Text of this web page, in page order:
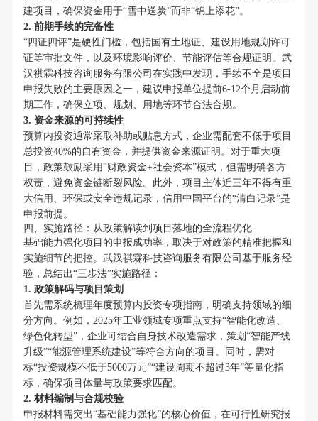
建项目，确保资金用于“雪中送炭”而非“锦上添花”。
2. 前期手续的完备性
“四证四评”是硬性门槛，包括国有土地证、建设用地规划许可
证等审批文件，以及环境影响评价、节能评估等合规证明。武
汉祺霖科技咨询服务有限公司在实践中发现，手续不全是项目
申报失败的主要原因之一，建议申报单位提前6-12个月启动前
期工作，确保立项、规划、用地等环节合法合规。
3. 资金来源的可持续性
预算内投资通常采取补助或贴息方式，企业需配套不低于项目
总投资40%的自有资金，并提供资金来源证明。对于重大项
目，政策鼓励采用“财政资金+社会资本”模式，但需明确各方
权责，避免资金链断裂风险。此外，项目主体近三年不得有重
大信用、环保或安全违规记录，信用中国平台的“清白记录”是
申报前提。
四、实施路径：从政策解读到项目落地的全流程优化
基础能力强化项目的申报成功率，取决于对政策的精准把握和
实施细节的把控。武汉祺霖科技咨询服务有限公司基于服务经
验，总结出“三步法”实施路径：
1. 政策解码与项目策划
首先需系统梳理年度预算内投资专项指南，明确支持领域的细
分方向。例如，2025年工业领域专项重点支持“智能化改造、
绿色化转型”，企业可结合自身技术改造需求，策划“智能产线
升级”“能源管理系统建设”等符合方向的项目。同时，需对
标“投资规模不低于5000万元”“建设周期不超过3年”等量化指
标，确保项目体量与政策要求匹配。
2. 材料编制与合规校验
申报材料需突出“基础能力强化”的核心价值，在可行性研究报